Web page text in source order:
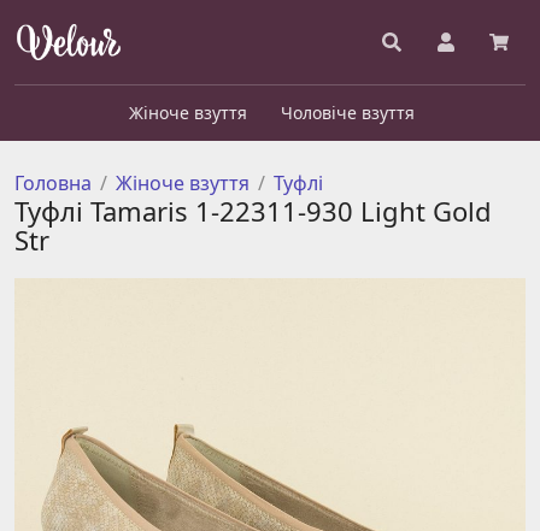
Жіноче взуття Чоловіче взуття
Головна Жіноче взуття Туфлі
Туфлі Tamaris 1-22311-930 Light Gold
Str